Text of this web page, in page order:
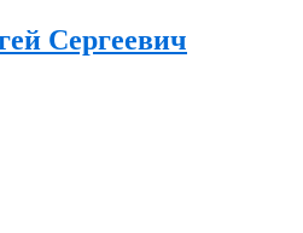
Сергеевич